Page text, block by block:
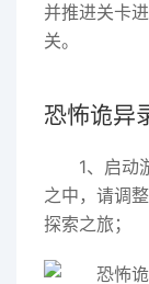
并推进关卡
关。
恐怖诡异
1、启动
之中，请调
探索之旅；